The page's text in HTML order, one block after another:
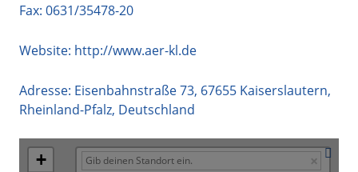
Fax: 0631/35478-20
Website: http://www.aer-kl.de
Adresse: Eisenbahnstraße 73, 67655 Kaiserslautern,
Rheinland-Pfalz, Deutschland
+